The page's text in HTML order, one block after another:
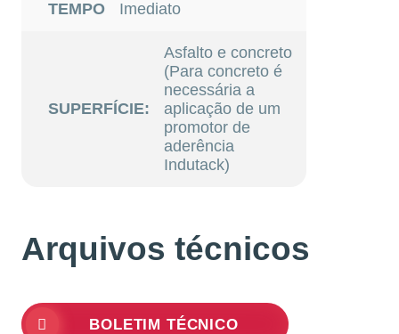
TEMPO Imediato
SUPERFÍCIE:
Asfalto e concreto
(Para concreto é
necessária a
aplicação de um
promotor de
aderência
Indutack)
Arquivos técnicos
BOLETIM TÉCNICO